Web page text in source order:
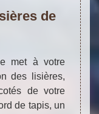
de
met à votre
des lisières,
de votre
de tapis, un